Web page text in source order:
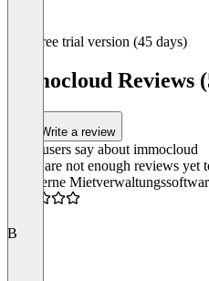
Free trial version (45 days)
immocloud Reviews
Write a review
What users say about immocloud
There are not enough reviews yet
“Moderne
B